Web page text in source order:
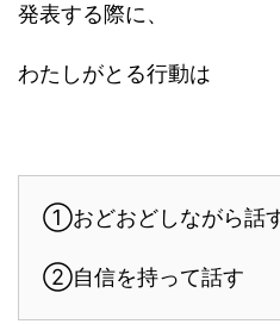
発表する際に、
わたしがとる行動は
①おどおどしながら話
②自信を持って話す